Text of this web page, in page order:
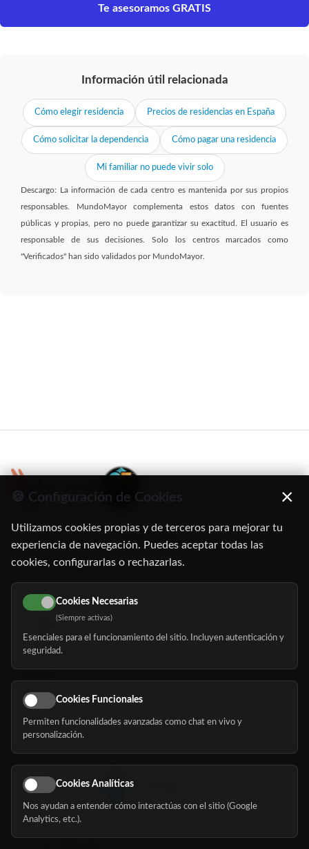
Te asesoramos GRATIS
Información útil relacionada
Cómo elegir residencia Precios de residencias en España
Cómo solicitar la dependencia Cómo pagar una residencia
Mi familiar no puede vivir solo
Descargo: La información de cada centro es mantenida por sus propios
responsables. MundoMayor complementa estos datos con fuentes
públicas y propias, pero no puede garantizar su exactitud. El usuario es
responsable de sus decisiones. Solo los centros marcados como
"Verificados" han sido validados por MundoMayor.
C/ Oruro, 11. 28016 Madrid
91 345 06 26
616 113 103
hola@mundomayor.com
Buscador de residencias
Eventos
Nosotros
Síguenos
🍪 Configuración de Cookies ×
Utilizamos cookies propias y de terceros para mejorar tu
experiencia de navegación. Puedes aceptar todas las
cookies, configurarlas o rechazarlas.
Cookies Necesarias
(Siempre activas)
Esenciales para el funcionamiento del sitio. Incluyen autenticación y
seguridad.
Cookies Funcionales
Permiten funcionalidades avanzadas como chat en vivo y
personalización.
Cookies Analíticas
Nos ayudan a entender cómo interactúas con el sitio (Google
Analytics, etc.).